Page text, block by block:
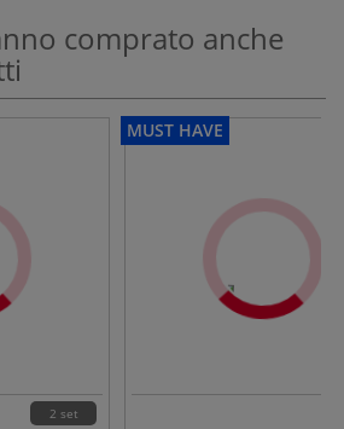
comprato anche
2 set
MUST HAVE